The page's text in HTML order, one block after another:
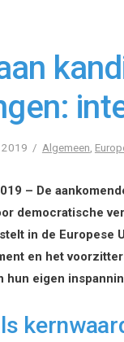
2019 Algemeen
– De
democratische
in de Europese
en het
hun eigen